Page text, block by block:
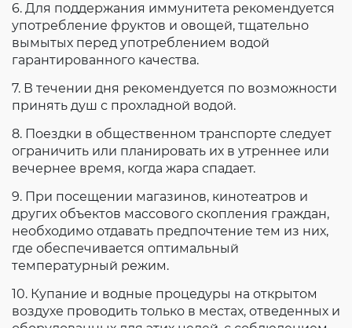
6. Для поддержания иммунитета рекомендуется
употребление фруктов и овощей, тщательно
вымытых перед употреблением водой
гарантированного качества.
7. В течении дня рекомендуется по возможности
принять душ с прохладной водой.
8. Поездки в общественном транспорте следует
ограничить или планировать их в утреннее или
вечернее время, когда жара спадает.
9. При посещении магазинов, кинотеатров и
других объектов массового скопления граждан,
необходимо отдавать предпочтение тем из них,
где обеспечивается оптимальный
температурный режим.
10. Купание и водные процедуры на открытом
воздухе проводить только в местах, отведенных и